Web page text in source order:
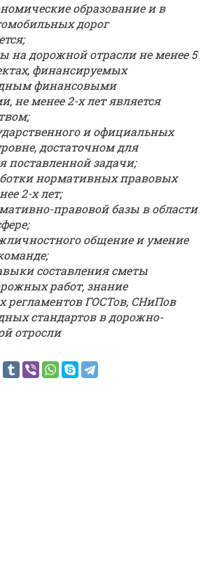
образование и в
дорог
на дорожной отрасли не менее 5
финансируемых
финансовыми
не менее 2-х лет является
и официальных
достаточном для
поставленной задачи;
нормативных правовых
2-х лет;
правовой базы в области
общение и умение
составления сметы
работ, знание
регламентов ГОСТов, СНиПов
стандартов в дорожно-
отросли